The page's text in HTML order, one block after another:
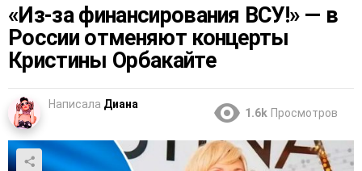
«Из-за финансирования ВСУ!» — в
России отменяют концерты
Кристины Орбакайте
Написала Диана
1.6k Просмотров